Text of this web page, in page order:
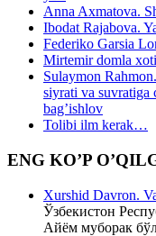
Anna Axmatova.
Ibodat Rajabova.
Federiko Garsia
Mirtemir domla
Sulaymon
siyrati va suvratiga
bag’ishlov
Tolibi ilm kerak…
ENG KO’P
Xurshid Davron.
Ўзбекистон
Айём муборак